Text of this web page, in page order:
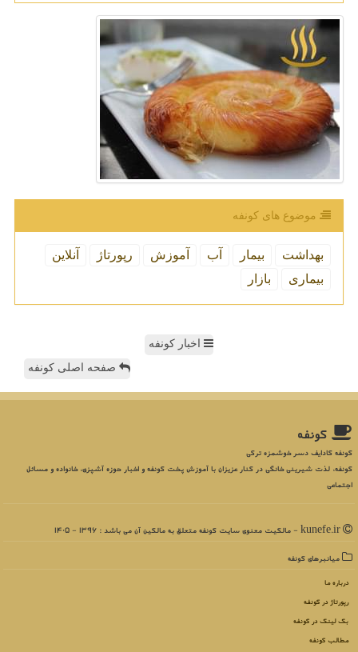
موضوع های كونفه
بهداشت بیمار آب آموزش رپورتاژ
آنلاین
بیماری
بازار
اخبار کونفه
صفحه اصلی کونفه
كونفه
کونفه کادایف دسر خوشمزه ترکی
کونفه، لذت شیرینی خانگی در کنار عزیزان با آموزش پخت کونفه و اخبار حوزه آشپزی، خانواده و مسائل
اجتماعی
میانبرهای كونفه
درباره ما
رپورتاژ در كونفه
بک لینک در كونفه
مطالب كونفه